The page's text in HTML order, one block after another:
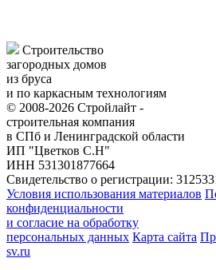
Строительство
загородных домов
из бруса
и по каркасным технологиям
© 2008-2026 Стройлайт -
строительная компания
в СПб и Ленинградской области
ИП "Цветков С.Н"
ИНН 531301877664
Свидетельство о регистрации:
Условия использования материалов
конфиденциальности
и согласие на обработку
персональных данных Карта сайта
sv.ru